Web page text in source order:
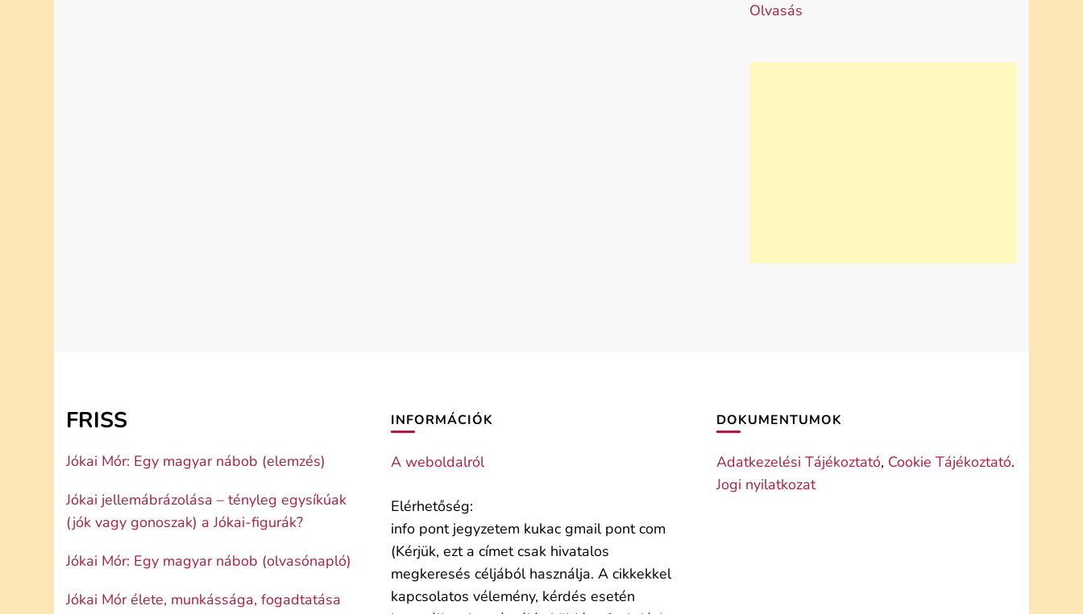
Olvasás
FRISS
Jókai Mór: Egy magyar nábob (elemzés)
Jókai jellemábrázolása – tényleg egysíkúak
(jók vagy gonoszak) a Jókai-figurák?
Jókai Mór: Egy magyar nábob (olvasónapló)
Jókai Mór élete, munkássága, fogadtatása
INFORMÁCIÓK
A weboldalról
Elérhetőség:
info pont jegyzetem kukac gmail pont com
(Kérjük, ezt a címet csak hivatalos
megkeresés céljából használja. A cikkekkel
kapcsolatos vélemény, kérdés esetén
DOKUMENTUMOK
Adatkezelési Tájékoztató, Cookie Tájékoztató.
Jogi nyilatkozat